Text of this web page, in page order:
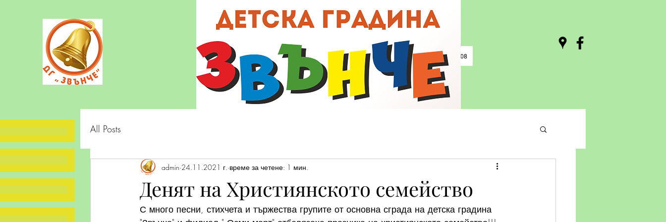
00:00 / 03:08
All Posts
Денят на Християнското семейство
admin 24.11.2021 г. време за четене: 1 мин.
С много песни, стихчета и тържества групите от основна сграда на детска градина